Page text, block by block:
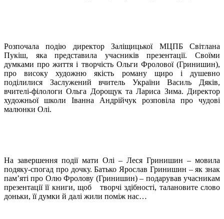
Розпочала подію директор Заліщицької МЦПБ Світлана
Пукіш, яка представила учасників презентації. Своїми
думками про життя і творчість Ольги Фролової (Гринишин),
про високу художню якість роману щиро і душевно
поділилися Заслужений вчитель України Василь Дяків,
вчителі-філологи Ольга Дорощук та Лариса Зима. Директор
художньої школи Іванна Андрійчук розповіла про чудові
малюнки Олі.
На завершення події мати Олі – Леся Гринишин – мовила
подяку-спогад про дочку. Батько Ярослав Гринишин – як знак
пам’яті про Олю Фролову (Гринишин) – подарував учасникам
презентації її книги, щоб творчі здібності, талановите слово
доньки, її думки й далі жили поміж нас…